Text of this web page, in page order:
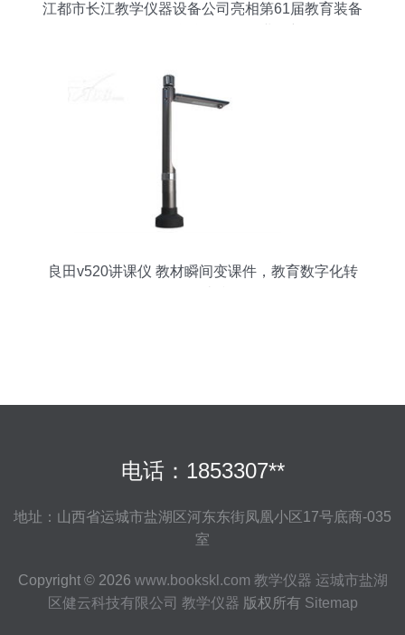
江都市长江教学仪器设备公司亮相第61届教育装备
良田v520讲课仪 教材瞬间变课件，教育数字化转
电话：1853307**
地址：山西省运城市盐湖区河东东街凤凰小区17号底商-035
室
Copyright © 2026 www.bookskl.com 教学仪器 运城市盐湖
区健云科技有限公司 教学仪器 版权所有 Sitemap